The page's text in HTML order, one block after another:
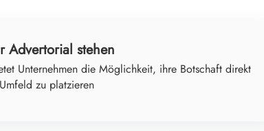
Advertorial stehen
Unternehmen die Möglichkeit, ihre Botschaft direkt
zu platzieren